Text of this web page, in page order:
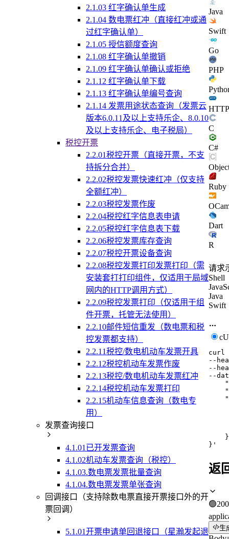
2.1.03 红字确认单生成
2.1.04 数电票红冲（直接红冲或通
过红字确认单）
2.1.05 授信额度查询
2.1.08 红字确认单撤销
2.1.09 红字确认单确认或拒绝
2.1.12 红字确认单下载
2.1.13 红字确认单编号查询
2.1.14 发票用途状态查询（发票云
版本6.0.11及以上支持乐企、8.0.10
及以上支持乐企、电子税局）
税控开票
2.2.01税控开票（直接开票，不支
持拆分合并）
2.2.02税控发票快速红冲（仅支持
全额红冲）
2.2.03税控发票作废
2.2.04税控红字信息表申请
2.2.05税控红字信息表下载
2.2.06税控发票库存查询
2.2.07税控开票设备查询
2.2.08税控发票打印发票打印（需
安装套打打印组件，仅适用于局域
网内的HTTP调用方式）
2.2.09税控发票打印（仅适用于组
件开票，托管无法使用）
2.2.10邮件短信重发（数电票和税
控发票都支持）
2.2.11税控/数电机动车发票开具
2.2.12税控机动车发票作废
2.2.13税控/数电机动车发票红冲
2.2.14税控机动车发票打印
2.2.15机动车信息查询（数电专
用）
发票查询接口
4.1.01已开发票查询
4.1.02机动车发票查询（税控）
4.1.03.数电票发票批量查询
4.1.04.数电票发票单张查询
回调接口（支持除数电票直接开票接口外的开
票回调）
5.1.01开票申请单回退接口（星瀚发起退
Java
Swift
Go
PHP
HTTP
C
C#
Ruby
Dart
R
请求
Shell
Java
Swift
curl
--
--
--
    }
}'
返
🟢200
生